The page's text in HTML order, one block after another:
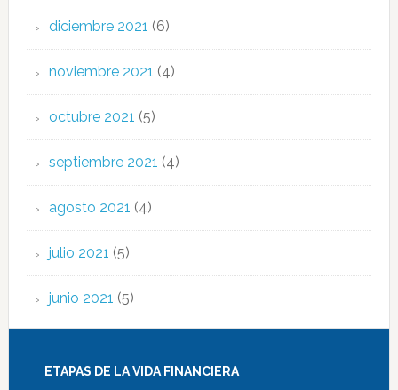
diciembre 2021 (6)
noviembre 2021 (4)
octubre 2021 (5)
septiembre 2021 (4)
agosto 2021 (4)
julio 2021 (5)
junio 2021 (5)
ETAPAS DE LA VIDA FINANCIERA